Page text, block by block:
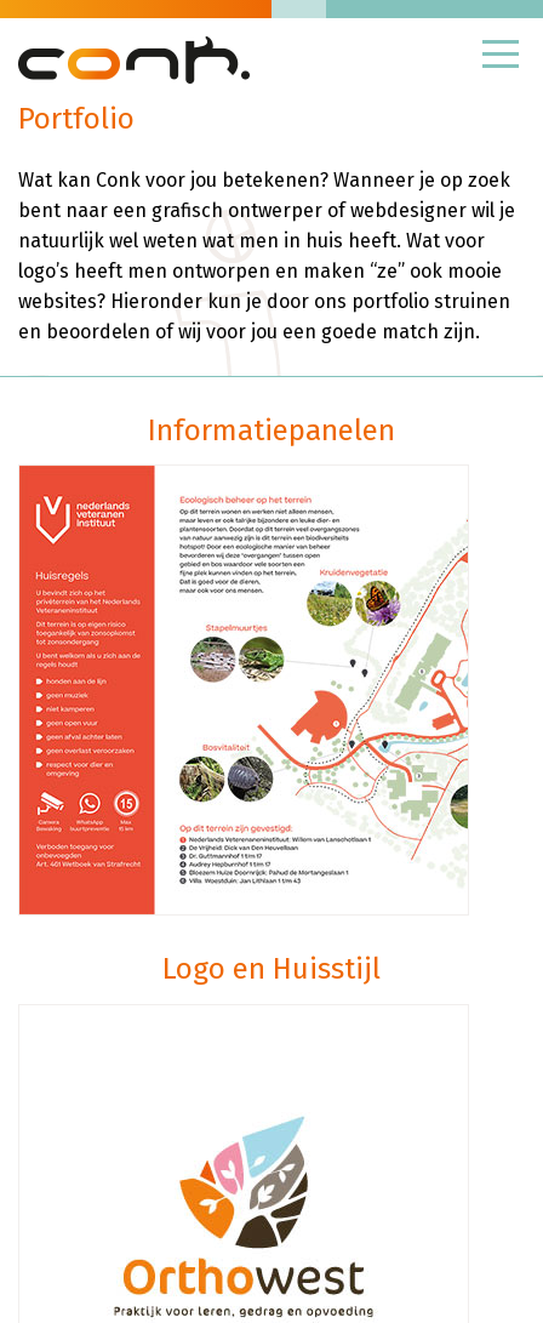
content
Logo en huisstijl
Grafisch ontwerp
Illustraties
Verpakkingen
Informatiepanelen
Portfolio
Wat kan Conk voor jou betekenen? Wanneer je op zoek
bent naar een grafisch ontwerper of webdesigner wil je
natuurlijk wel weten wat men in huis heeft. Wat voor
logo’s heeft men ontworpen en maken “ze” ook mooie
websites? Hieronder kun je door ons portfolio struinen
en beoordelen of wij voor jou een goede match zijn.
Informatiepanelen
Logo en Huisstijl